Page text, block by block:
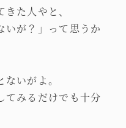
た人やと、
いが？」って思うか
いがよ。
てみるだけでも十分